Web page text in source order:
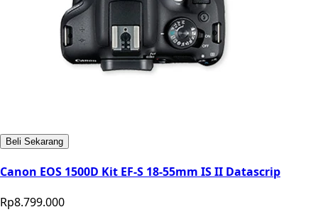
Beli Sekarang
Canon EOS 1500D Kit EF-S 18-55mm IS II Datascrip
Rp8.799.000